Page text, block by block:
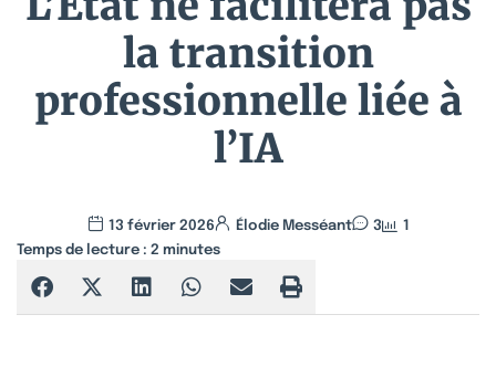
la transition
professionnelle liée à
l’IA
13 février 2026 Élodie Messéant 3
1
Temps de lecture : 2 minutes